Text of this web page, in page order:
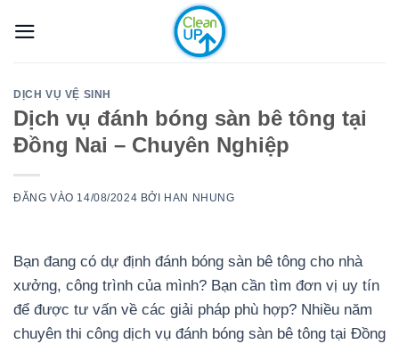
qua
DỊCH VỤ VỆ SINH
Dịch vụ đánh bóng sàn bê tông tại
Đồng Nai – Chuyên Nghiệp
ĐĂNG VÀO 14/08/2024 BỞI HAN NHUNG
Bạn đang có dự định đánh bóng sàn bê tông cho nhà
xưởng, công trình của mình? Bạn cần tìm đơn vị uy tín
để được tư vấn về các giải pháp phù hợp? Nhiều năm
chuyên thi công dịch vụ đánh bóng sàn bê tông tại Đồng